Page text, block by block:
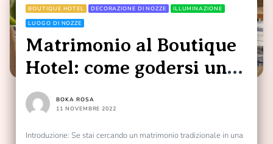
BOUTIQUE HOTEL DECORAZIONE DI NOZZE
ILLUMINAZIONE
LUOGO DI NOZZE
Matrimonio al Boutique
Hotel: come godersi un
matrimonio tradizionale
in una location di lusso
BOKA ROSA
11 NOVEMBRE 2022
Introduzione: Se stai cercando un matrimonio tradizionale in una